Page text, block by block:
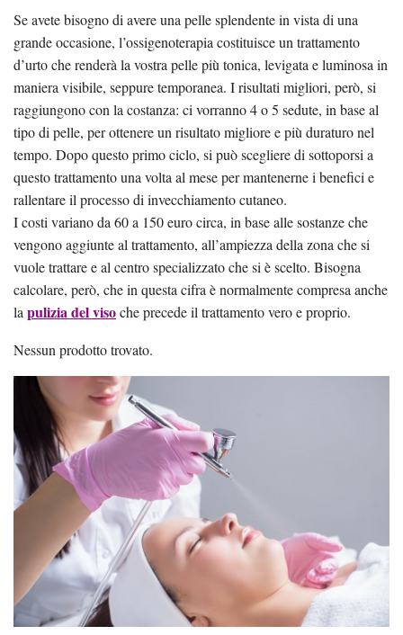
Se avete bisogno di avere una pelle splendente in vista di una
grande occasione, l’ossigenoterapia costituisce un trattamento
d’urto che renderà la vostra pelle più tonica, levigata e luminosa in
maniera visibile, seppure temporanea. I risultati migliori, però, si
raggiungono con la costanza: ci vorranno 4 o 5 sedute, in base al
tipo di pelle, per ottenere un risultato migliore e più duraturo nel
tempo. Dopo questo primo ciclo, si può scegliere di sottoporsi a
questo trattamento una volta al mese per mantenerne i benefici e
rallentare il processo di invecchiamento cutaneo.
I costi variano da 60 a 150 euro circa, in base alle sostanze che
vengono aggiunte al trattamento, all’ampiezza della zona che si
vuole trattare e al centro specializzato che si è scelto. Bisogna
calcolare, però, che in questa cifra è normalmente compresa anche
lapulizia del visoche precede il trattamento vero e proprio.
Nessun prodotto trovato.